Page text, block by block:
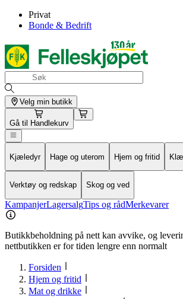
Privat
Bonde & Bedrift
Velg min butikk
Gå til Handlekurv
Kjæledyr Hage og uterom Hjem og fritid
Verktøy og redskap Skog og ved
KampanjerLagersalgTips og rådMerkevarer
Butikkbeholdning på nett kan avvike, og
nettbutikken er for tiden lengre enn normalt
Forsiden
Hjem og fritid
Mat og drikke